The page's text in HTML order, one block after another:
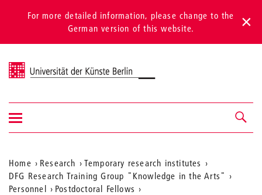
For more detailed information, please change to the
German version of this website.
Universität der Künste Berlin
Navigation &
search
Show/hide
navigation
Aktuelle
Position
Home Research
Temporary research institutes
DFG Research Training Group "Knowledge in the Arts"
Personnel
Postdoctoral Fellows